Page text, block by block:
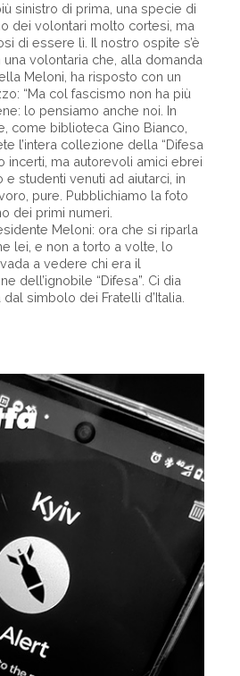
sinistro di prima, una specie di
dei volontari molto cortesi, ma
di essere lì. Il nostro ospite s’è
volontaria che, alla domanda
Meloni, ha risposto con un
“Ma col fascismo non ha più
lo pensiamo anche noi. In
come biblioteca Gino Bianco,
l’intera collezione della “Difesa
incerti, ma autorevoli amici ebrei
e studenti venuti ad aiutarci, in
pure. Pubblichiamo la foto
dei primi numeri.
Meloni: ora che si riparla
lei, e non a torto a volte, lo
a vedere chi era il
dell’ignobile “Difesa”. Ci dia
simbolo dei Fratelli d’Italia.